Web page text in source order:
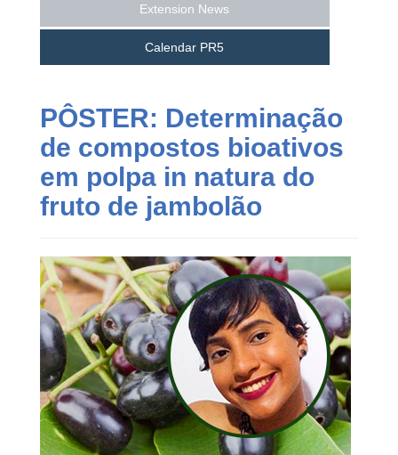
Extension News
Calendar PR5
PÔSTER: Determinação
de compostos bioativos
em polpa in natura do
fruto de jambolão